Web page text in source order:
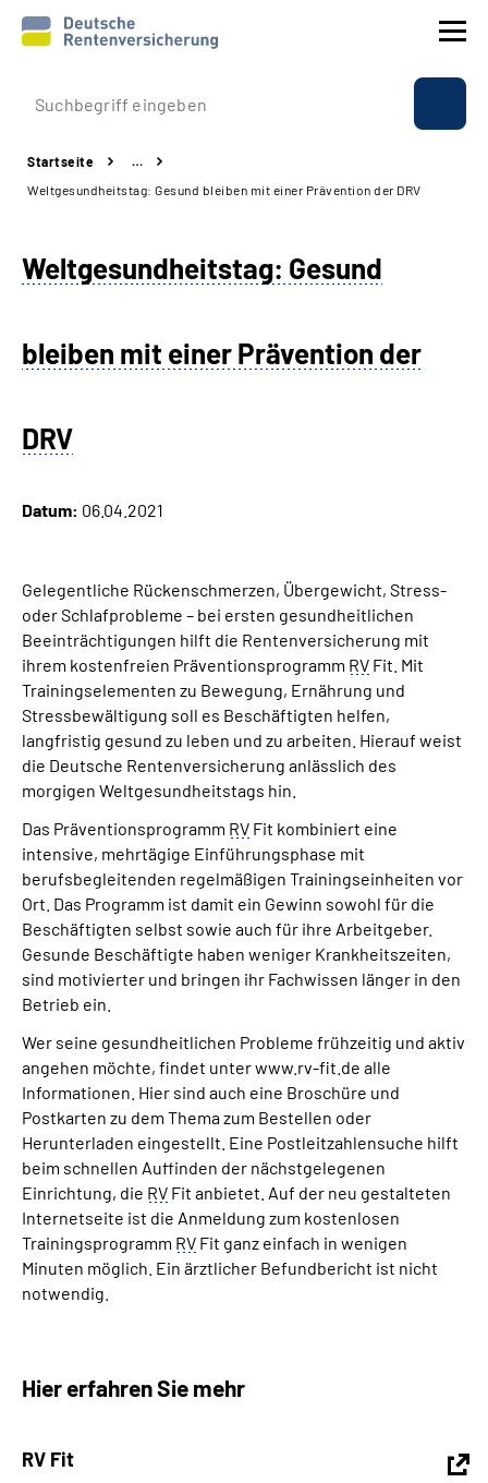
Prävention
Reha
Experten
Language
Inhalte in Gebärdensprache (DGS)
Leichte Sprache
Startseite
…
Weltgesundheitstag: Gesund bleiben mit einer Prävention der DRV
Weltgesundheitstag: Gesund
bleiben mit einer Prävention der
DRV
Datum: 06.04.2021
Gelegentliche Rückenschmerzen, Übergewicht, Stress-
oder Schlafprobleme – bei ersten gesundheitlichen
Beeinträchtigungen hilft die Rentenversicherung mit
ihrem kostenfreien Präventionsprogramm RV Fit. Mit
Trainingselementen zu Bewegung, Ernährung und
Stressbewältigung soll es Beschäftigten helfen,
langfristig gesund zu leben und zu arbeiten. Hierauf weist
die Deutsche Rentenversicherung anlässlich des
morgigen Weltgesundheitstags hin.
Das Präventionsprogramm RV Fit kombiniert eine
intensive, mehrtägige Einführungsphase mit
berufsbegleitenden regelmäßigen Trainingseinheiten vor
Ort. Das Programm ist damit ein Gewinn sowohl für die
Beschäftigten selbst sowie auch für ihre Arbeitgeber.
Gesunde Beschäftigte haben weniger Krankheitszeiten,
sind motivierter und bringen ihr Fachwissen länger in den
Betrieb ein.
Wer seine gesundheitlichen Probleme frühzeitig und aktiv
angehen möchte, findet unter www.rv-fit.de alle
Informationen. Hier sind auch eine Broschüre und
Postkarten zu dem Thema zum Bestellen oder
Herunterladen eingestellt. Eine Postleitzahlensuche hilft
beim schnellen Auffinden der nächstgelegenen
Einrichtung, die RV Fit anbietet. Auf der neu gestalteten
Internetseite ist die Anmeldung zum kostenlosen
Trainingsprogramm RV Fit ganz einfach in wenigen
Minuten möglich. Ein ärztlicher Befundbericht ist nicht
notwendig.
Hier erfahren Sie mehr
RV Fit